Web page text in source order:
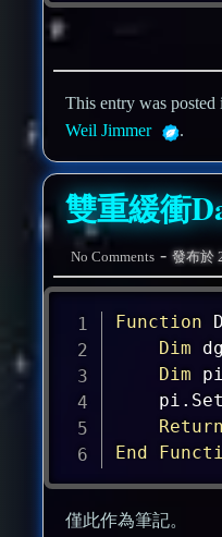
This entry was
Weil Jimmer
.
雙重緩衝
No Comments -發布於
Function
Dim
Dim
pi
pi
Return
End
僅此作為筆記。